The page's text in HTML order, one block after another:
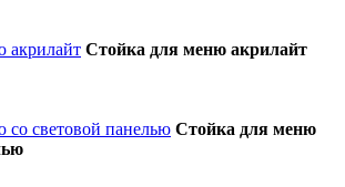
Стойка для меню акрилайт
Стойка для меню